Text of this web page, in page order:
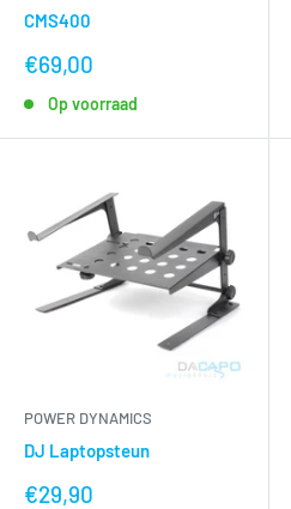
CMS400
nu
€69,00
Op voorraad
POWER DYNAMICS
DJ Laptopsteun
nu
€29,90